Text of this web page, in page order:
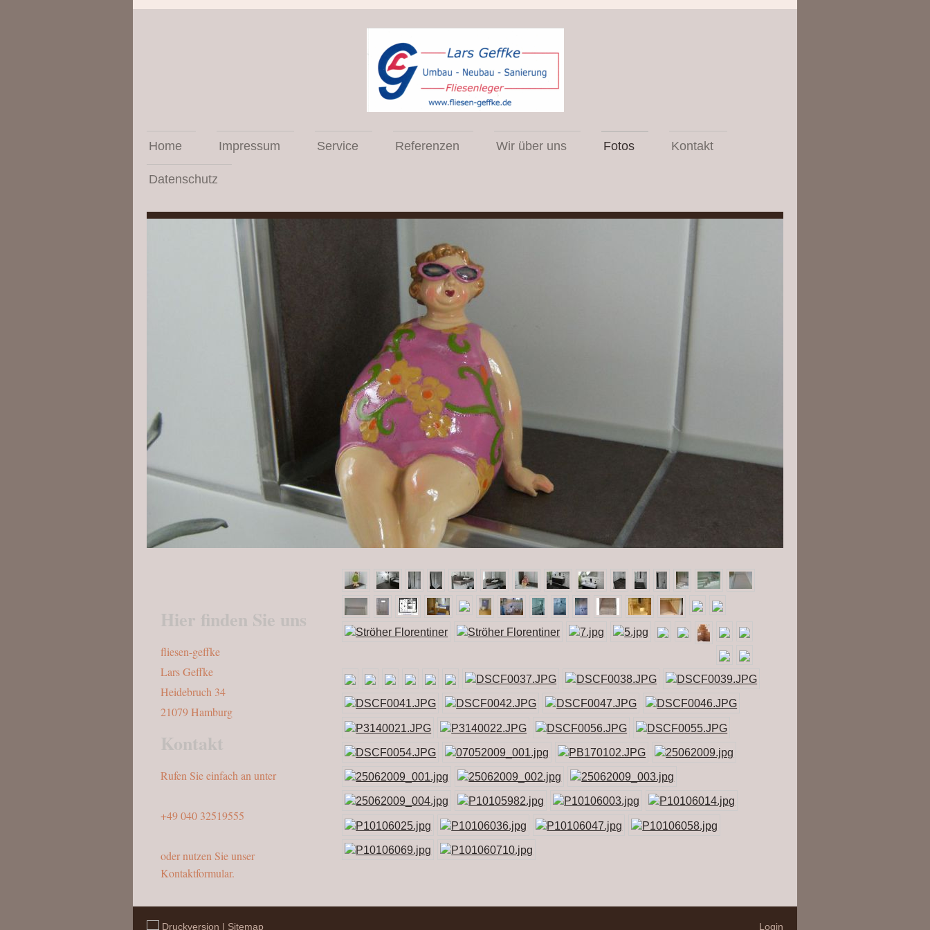
Home Impressum Service Referenzen Wir über uns Fotos Kontakt
Datenschutz
Hier finden Sie uns
fliesen-geffke
Lars Geffke
Heidebruch 34
21079 Hamburg
Kontakt
Rufen Sie einfach an unter
+49 040 32519555
oder nutzen Sie unser
Kontaktformular.
Druckversion | Sitemap Login